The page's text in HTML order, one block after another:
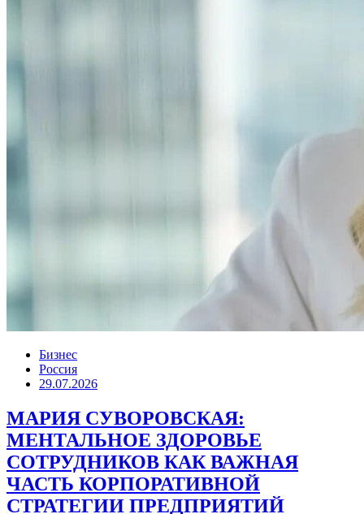
Бизнес
Россия
29.07.2026
МАРИЯ СУВОРОВСКАЯ:
МЕНТАЛЬНОЕ ЗДОРОВЬЕ
СОТРУДНИКОВ КАК ВАЖНАЯ
ЧАСТЬ КОРПОРАТИВНОЙ
СТРАТЕГИИ ПРЕДПРИЯТИЙ